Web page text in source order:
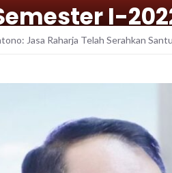
I-
Jasa Raharja Telah Serahkan